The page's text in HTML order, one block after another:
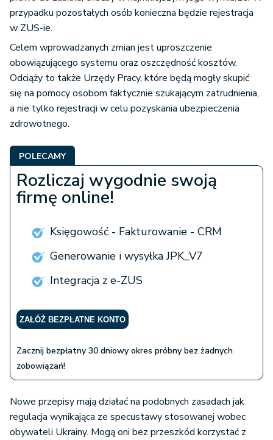
przypadku pozostałych osób konieczna będzie rejestracja
w ZUS-ie.
Celem wprowadzanych zmian jest uproszczenie
obowiązującego systemu oraz oszczędność kosztów.
Odciąży to także Urzędy Pracy, które będą mogły skupić
się na pomocy osobom faktycznie szukającym zatrudnienia,
a nie tylko rejestracji w celu pozyskania ubezpieczenia
zdrowotnego.
POLECAMY
Rozliczaj wygodnie swoją
firmę online!
Księgowość - Fakturowanie - CRM
Generowanie i wysyłka JPK_V7
Integracja z e-ZUS
ZAŁÓŻ BEZPŁATNE KONTO
Zacznij bezpłatny 30 dniowy okres próbny bez żadnych
zobowiązań!
Nowe przepisy mają działać na podobnych zasadach jak
regulacja wynikająca ze specustawy stosowanej wobec
obywateli Ukrainy. Mogą oni bez przeszkód korzystać z